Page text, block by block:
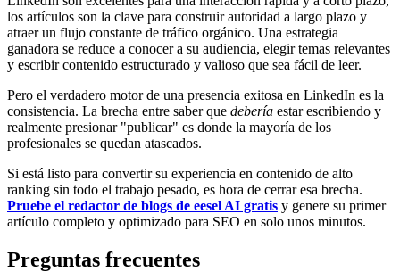
los artículos son la clave para construir autoridad a largo plazo y
atraer un flujo constante de tráfico orgánico. Una estrategia
ganadora se reduce a conocer a su audiencia, elegir temas relevantes
y escribir contenido estructurado y valioso que sea fácil de leer.
Pero el verdadero motor de una presencia exitosa en LinkedIn es la
consistencia. La brecha entre saber que debería estar escribiendo y
realmente presionar "publicar" es donde la mayoría de los
profesionales se quedan atascados.
Si está listo para convertir su experiencia en contenido de alto
ranking sin todo el trabajo pesado, es hora de cerrar esa brecha.
Pruebe el redactor de blogs de eesel AI gratis y genere su primer
artículo completo y optimizado para SEO en solo unos minutos.
Preguntas frecuentes